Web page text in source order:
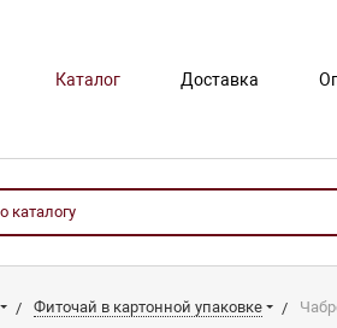
Каталог Доставка
Фиточай в картонной упаковке